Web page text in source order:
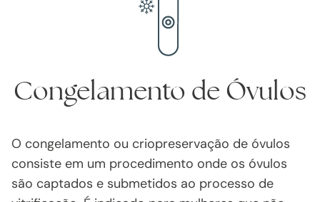
Blog
Agende sua consulta
Congelamento de Óvulos
O congelamento ou criopreservação de óvulos
consiste em um procedimento onde os óvulos
são captados e submetidos ao processo de